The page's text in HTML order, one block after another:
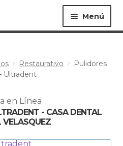
Menú
Materiales ▸
Instrumentos ▸
Restaurativo
Pulidores
Ultradent
en Línea
- CASA DENTAL
VELASQUEZ